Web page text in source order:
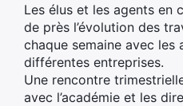
Les élus et les agents en
de près l’évolution des
chaque semaine avec les
différentes entreprises.
Une rencontre
avec l’académie et les